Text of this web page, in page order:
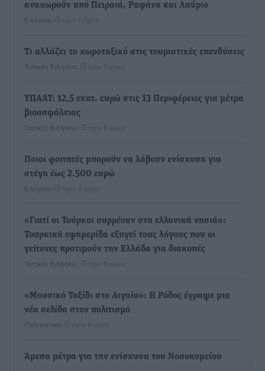
αναχωρούν από Πειραιά, Ραφήνα και Λαύριο
Ειδήσεις πριν 7 ώρες
Τι αλλάζει το χωροταξικό στις τουριστικές επενδύσεις
Τοπικές Ειδήσεις πριν 7 ώρες
ΥΠΑΑΤ: 12,5 εκατ. ευρώ στις 13 Περιφέρειες για μέτρα
βιοασφάλειας
Τοπικές Ειδήσεις πριν 8 ώρες
Ποιοι φοιτητές μπορούν να λάβουν ενίσχυση για
στέγη έως 2.500 ευρώ
Ειδήσεις πριν 8 ώρες
«Γιατί οι Τούρκοι συρρέουν στα ελληνικά νησιά»:
Τουρκική εφημερίδα εξηγεί τους λόγους που οι
γείτονες προτιμούν την Ελλάδα για διακοπές
Τοπικές Ειδήσεις πριν 8 ώρες
«Μουσικό Ταξίδι στο Αιγαίο»: Η Ρόδος έγραψε μια
νέα σελίδα στον πολιτισμό
Πολιτιστικά πριν 8 ώρες
Άμεσα μέτρα για την ενίσχυση του Νοσοκομείου